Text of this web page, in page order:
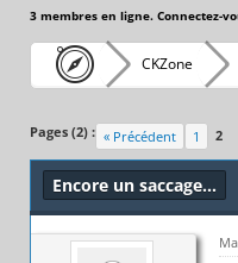
3 membres en ligne. Connectez-
CKZone
Pages (2) : « Précédent 1 2
Encore un saccage...